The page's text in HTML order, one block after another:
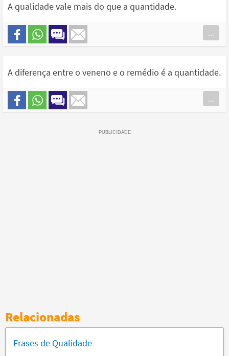
A qualidade vale mais do que a quantidade.
...
A diferença entre o veneno e o remédio é a quantidade.
...
Relacionadas
Frases de Qualidade